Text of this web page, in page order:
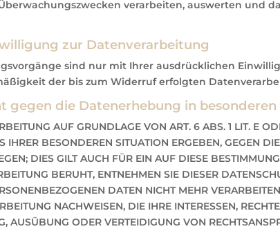
verarbeiten, auswerten und
zur Datenverarbeitung
sind nur mit Ihrer ausdrücklichen
der bis zum Widerruf erfolgten
gegen die Datenerhebung in
AUF GRUNDLAGE VON ART. 6 ABS. 1 LIT. E
IHRER BESONDEREN SITUATION ERGEBEN, GEGEN
DIES GILT AUCH FÜR EIN AUF DIESE
BERUHT, ENTNEHMEN SIE DIESER
DATEN NICHT MEHR
NACHWEISEN, DIE IHRE INTERESSEN,
AUSÜBUNG ODER VERTEIDIGUNG VON